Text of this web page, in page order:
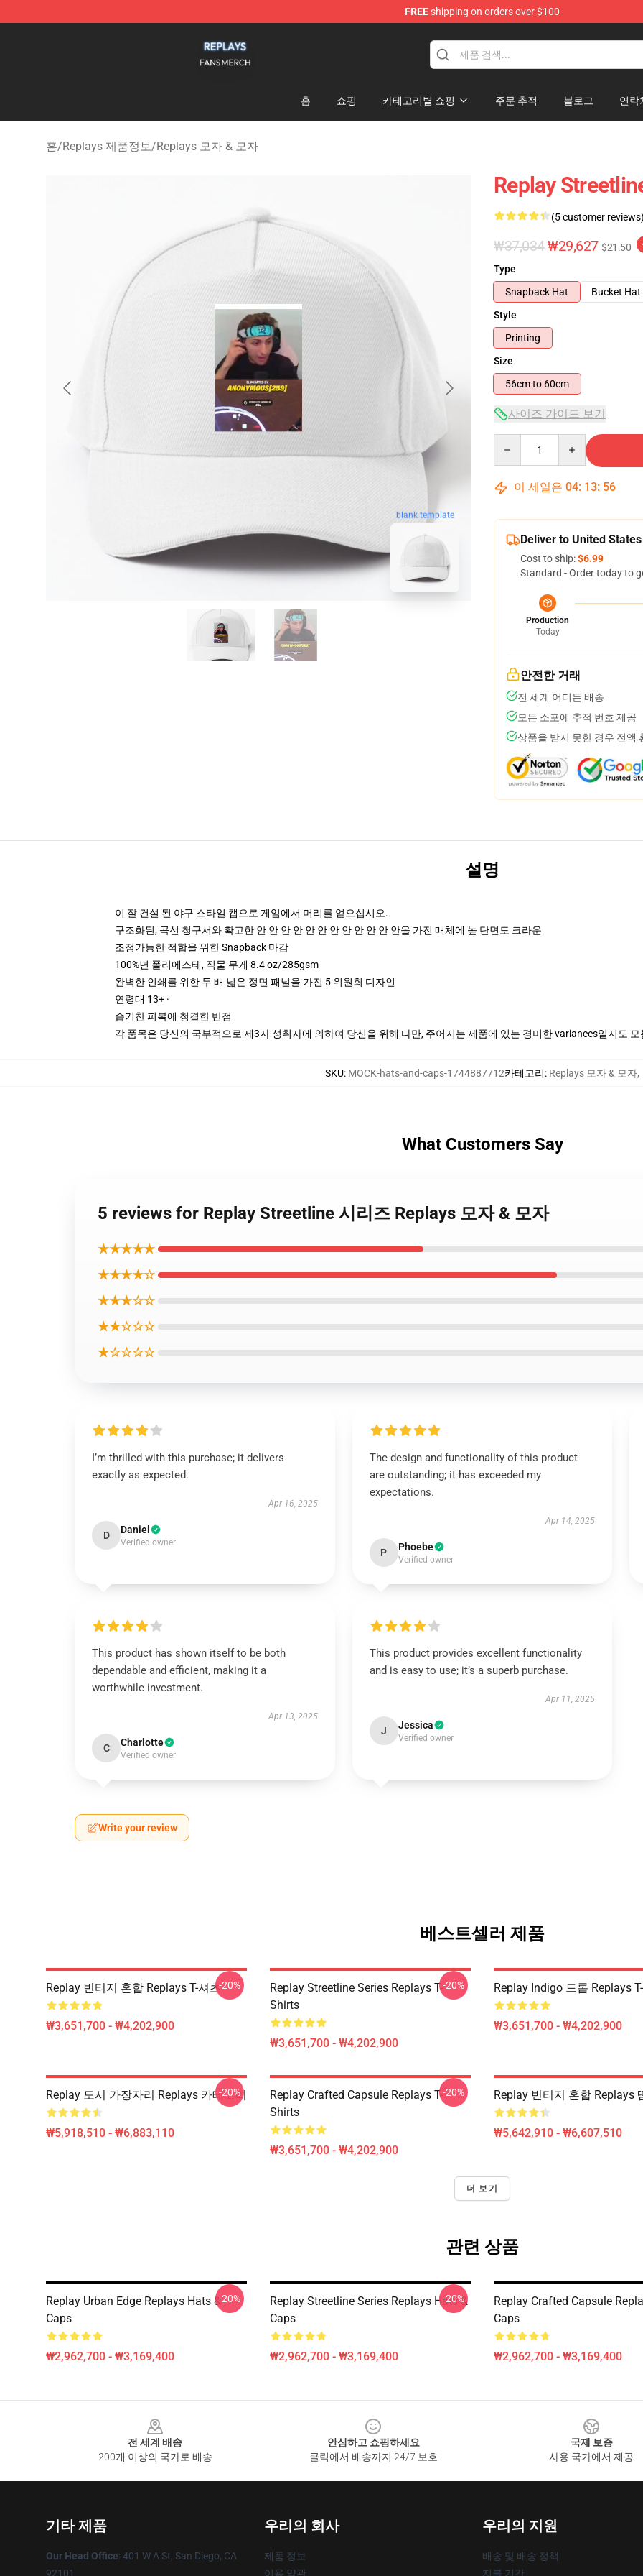
FREEshipping on orders over $100
홈 쇼핑 카테고리별 쇼핑 주문 추적 블로그 연락
홈/Replays 제품정보/Replays 모자 & 모자
blank template
Replay
(5 customer
₩37,034₩29,627 $21.50
Type
Snapback Hat
Bucket Hat
Style
Printing
Size
56cm to 60cm
사이즈 가이드 보기
이 세일은 04: 13: 55
Deliver to United States
Cost to ship:$6.99
Standard - Order today to
Production
Today
안전한 거래
전 세계 어디든 배송
모든 소포에 추적 번호 제공
상품을 받지 못한 경우 전액
설명
이 잘 건설 된 야구 스타일 캡으로 게임에서 머리를 얻으십시오.
구조화된, 곡선 청구서와 확고한 안 안 안 안 안 안 안 안 안 안 안 안을 가진 매체에 높 단면도 크라운
조정가능한 적합을 위한 Snapback 마감
100%년 폴리에스테, 직물 무게 8.4 oz/285gsm
완벽한 인쇄를 위한 두 배 넓은 정면 패널을 가진 5 위원회 디자인
연령대 13+ ·
습기찬 피복에 청결한 반점
각 품목은 당신의 국부적으로 제3자 성취자에 의하여 당신을 위해 다만, 주어지는 제품에 있는 경미한 variances일지도
SKU: MOCK-hats-and-caps-1744887712카테고리: Replays 모자 & 모자,
What Customers Say
5 reviews for Replay Streetline 시리즈 Replays 모자 & 모자
★★★★★
★★★★☆
★★★☆☆
★★☆☆☆
★☆☆☆☆
I’m thrilled with this purchase; it delivers
exactly as expected.
Apr 16, 2025
D Daniel
Verified owner
The design and functionality of this product
are outstanding; it has exceeded my
expectations.
Apr 14, 2025
P Phoebe
Verified owner
This product has shown itself to be both
dependable and efficient, making it a
worthwhile investment.
Apr 13, 2025
C Charlotte
Verified owner
This product provides excellent functionality
and is easy to use; it’s a superb purchase.
Apr 11, 2025
J Jessica
Verified owner
Write your review
베스트셀러 제품
Replay 빈티지 혼합 Replays T-셔츠
₩3,651,700 - ₩4,202,900
-20%
Replay Streetline Series Replays T-
Shirts
₩3,651,700 - ₩4,202,900
-20% Replay Indigo 드롭 Replays
₩3,651,700 - ₩4,202,900
Replay 도시 가장자리 Replays 카테고리
₩5,918,510 - ₩6,883,110
-20%
Replay Crafted Capsule Replays T-
Shirts
₩3,651,700 - ₩4,202,900
-20% Replay 빈티지 혼합 Replays
₩5,642,910 - ₩6,607,510
더 보기
관련 상품
Replay Urban Edge Replays Hats &
Caps
₩2,962,700 - ₩3,169,400
-20%
Replay Streetline Series Replays Hats &
Caps
₩2,962,700 - ₩3,169,400
-20%
Replay Crafted Capsule
Caps
₩2,962,700 - ₩3,169,400
전 세계 배송
200개 이상의 국가로 배송
안심하고 쇼핑하세요
클릭에서 배송까지 24/7 보호
국제 보증
사용 국가에서 제공
기타 제품
Our Head Office: 401 W A St, San Diego, CA
92101
우리의 회사
제품 정보
이용 약관
우리의 지원
배송 및 배송 정책
지불 기간